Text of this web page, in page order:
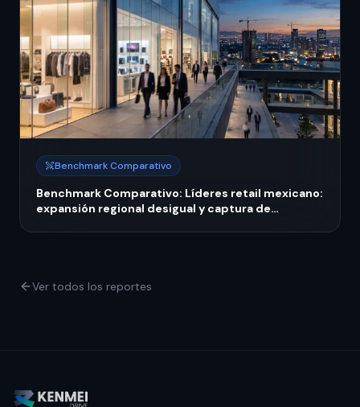
Benchmark Comparativo
Benchmark Comparativo: Líderes retail mexicano:
expansión regional desigual y captura de
Ver todos los reportes